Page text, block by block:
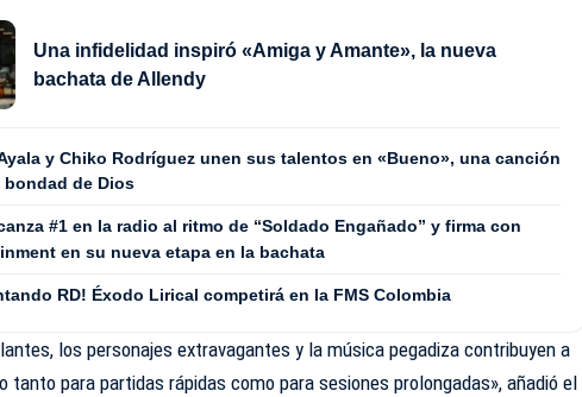
Una infidelidad inspiró «Amiga y Amante», la nueva
bachata de Allendy
y Chiko Rodríguez unen sus talentos en «Bueno», una canción
bondad de Dios
#1 en la radio al ritmo de “Soldado Engañado” y firma con
en su nueva etapa en la bachata
RD! Éxodo Lirical competirá en la FMS Colombia
los personajes extravagantes y la música pegadiza contribuyen a
tanto para partidas rápidas como para sesiones prolongadas», añadió el